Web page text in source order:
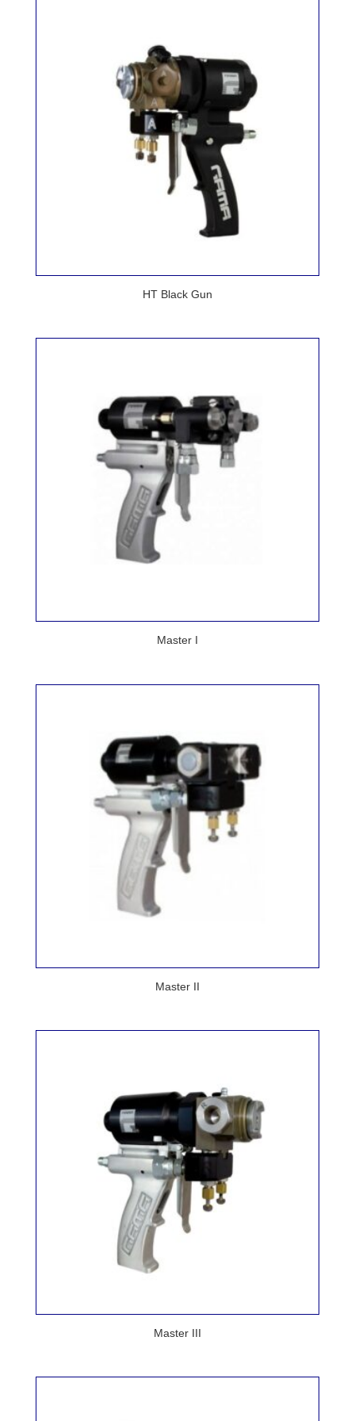
HT Black Gun
Master I
Master II
Master III